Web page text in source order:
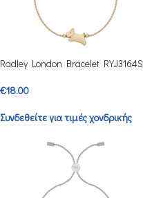
Radley London Bracelet RYJ3164S
€18.00
Συνδεθείτε για τιμές χονδρικής